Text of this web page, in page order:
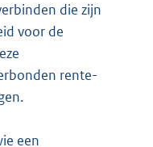
die zijn
voor de
rente-
een